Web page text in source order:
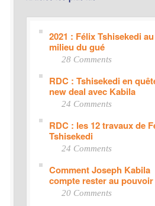
2021 : Félix Tshisekedi au
milieu du gué
28 Comments
RDC : Tshisekedi en
new deal avec Kabila
24 Comments
RDC : les 12 travaux de
Tshisekedi
24 Comments
Comment Joseph Kabila
compte rester au pouvoir
20 Comments